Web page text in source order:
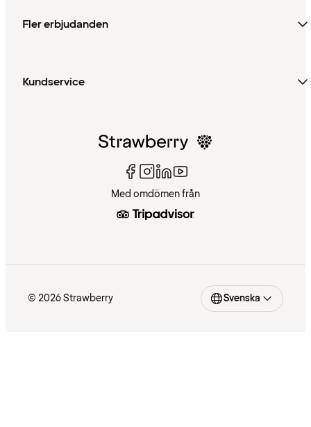
Fler erbjudanden
Kundservice
Med omdömen från
© 2026 Strawberry Svenska